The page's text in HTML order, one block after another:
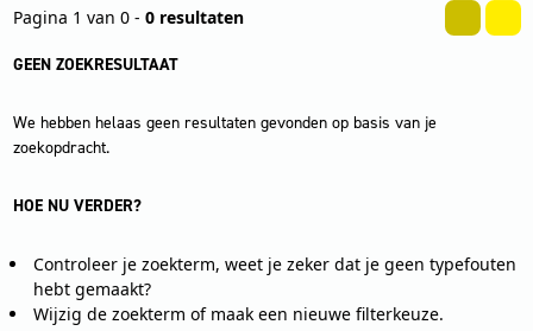
Pagina 1 van 0 - 0 resultaten
GEEN ZOEKRESULTAAT
We hebben helaas geen resultaten gevonden op basis van je
zoekopdracht.
HOE NU VERDER?
Controleer je zoekterm, weet je zeker dat je geen typefouten
hebt gemaakt?
Wijzig de zoekterm of maak een nieuwe filterkeuze.